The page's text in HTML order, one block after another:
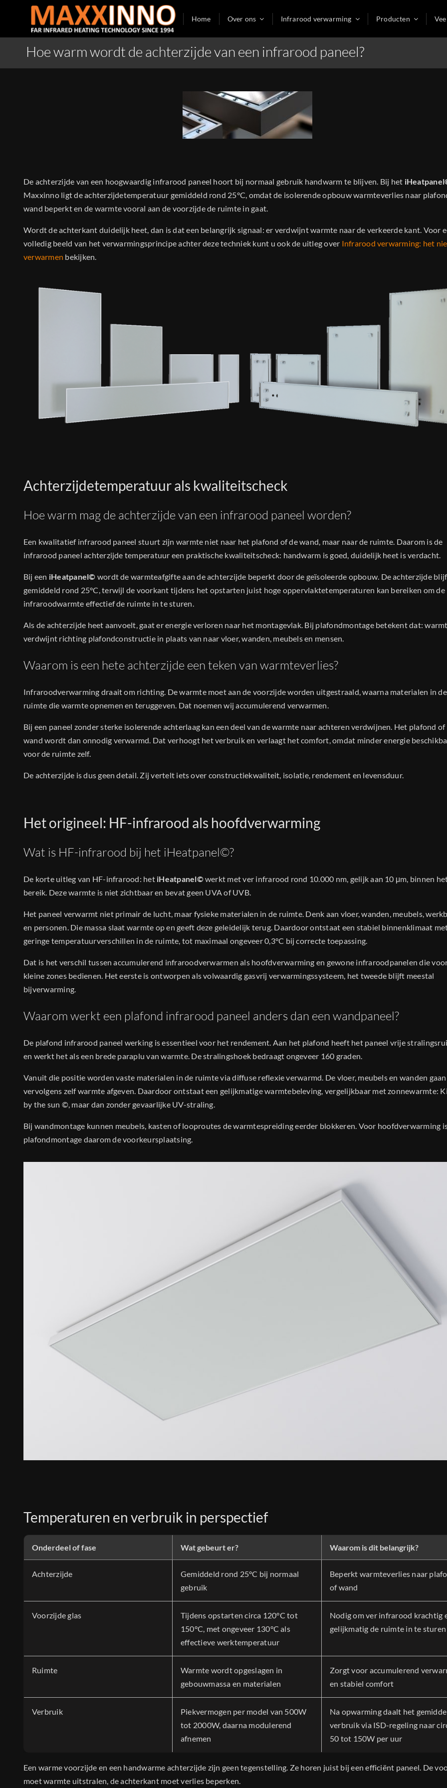
Home Over ons Infrarood verwarming Producten
Hoe warm wordt de achterzijde van een infrarood paneel?
De achterzijde van een hoogwaardig infrarood paneel hoort bij normaal gebruik handwarm te blijven. Bij het
Maxxinno ligt de achterzijdetemperatuur gemiddeld rond 25°C, omdat de isolerende opbouw warmteverlies naar
wand beperkt en de warmte vooral aan de voorzijde de ruimte in gaat.
Wordt de achterkant duidelijk heet, dan is dat een belangrijk signaal: er verdwijnt warmte naar de verkeerde kant. Voor
volledig beeld van het verwarmingsprincipe achter deze techniek kunt u ook de uitleg over Infrarood verwarming: het
verwarmen bekijken.
Achterzijdetemperatuur als kwaliteitscheck
Hoe warm mag de achterzijde van een infrarood paneel worden?
Een kwalitatief infrarood paneel stuurt zijn warmte niet naar het plafond of de wand, maar naar de ruimte. Daarom is de
infrarood paneel achterzijde temperatuur een praktische kwaliteitscheck: handwarm is goed, duidelijk heet is verdacht.
Bij een iHeatpanel© wordt de warmteafgifte aan de achterzijde beperkt door de geïsoleerde opbouw. De achterzijde
gemiddeld rond 25°C, terwijl de voorkant tijdens het opstarten juist hoge oppervlaktetemperaturen kan bereiken om de
infraroodwarmte effectief de ruimte in te sturen.
Als de achterzijde heet aanvoelt, gaat er energie verloren naar het montagevlak. Bij plafondmontage betekent dat:
verdwijnt richting plafondconstructie in plaats van naar vloer, wanden, meubels en mensen.
Waarom is een hete achterzijde een teken van warmteverlies?
Infraroodverwarming draait om richting. De warmte moet aan de voorzijde worden uitgestraald, waarna materialen in de
ruimte die warmte opnemen en teruggeven. Dat noemen wij accumulerend verwarmen.
Bij een paneel zonder sterke isolerende achterlaag kan een deel van de warmte naar achteren verdwijnen. Het plafond of
wand wordt dan onnodig verwarmd. Dat verhoogt het verbruik en verlaagt het comfort, omdat minder energie
voor de ruimte zelf.
De achterzijde is dus geen detail. Zij vertelt iets over constructiekwaliteit, isolatie, rendement en levensduur.
Het origineel: HF-infrarood als hoofdverwarming
Wat is HF-infrarood bij het iHeatpanel©?
De korte uitleg van HF-infrarood: het iHeatpanel©werkt met ver infrarood rond 10.000 nm, gelijk aan 10 μm, binnen
bereik. Deze warmte is niet zichtbaar en bevat geen UVA of UVB.
Het paneel verwarmt niet primair de lucht, maar fysieke materialen in de ruimte. Denk aan vloer, wanden, meubels,
en personen. Die massa slaat warmte op en geeft deze geleidelijk terug. Daardoor ontstaat een stabiel binnenklimaat
geringe temperatuurverschillen in de ruimte, tot maximaal ongeveer 0,3°C bij correcte toepassing.
Dat is het verschil tussen accumulerend infraroodverwarmen als hoofdverwarming en gewone infraroodpanelen die
kleine zones bedienen. Het eerste is ontworpen als volwaardig gasvrij verwarmingssysteem, het tweede blijft meestal
bijverwarming.
Waarom werkt een plafond infrarood paneel anders dan een wandpaneel?
De plafond infrarood paneel werking is essentieel voor het rendement. Aan het plafond heeft het paneel vrije
en werkt het als een brede paraplu van warmte. De stralingshoek bedraagt ongeveer 160 graden.
Vanuit die positie worden vaste materialen in de ruimte via diffuse reflexie verwarmd. De vloer, meubels en wanden gaan
vervolgens zelf warmte afgeven. Daardoor ontstaat een gelijkmatige warmtebeleving, vergelijkbaar met zonnewarmte:
by the sun ©, maar dan zonder gevaarlijke UV-straling.
Bij wandmontage kunnen meubels, kasten of looproutes de warmtespreiding eerder blokkeren. Voor hoofdverwarming
plafondmontage daarom de voorkeursplaatsing.
Temperaturen en verbruik in perspectief
Onderdeel of fase Wat gebeurt er? Waarom is dit belangrijk?
Achterzijde
Gemiddeld rond 25°C bij normaal
gebruik
Beperkt warmteverlies naar
of wand
Voorzijde glas
Tijdens opstarten circa 120°C tot
150°C, met ongeveer 130°C als
effectieve werktemperatuur
Nodig om ver infrarood krachtig
gelijkmatig de ruimte in te sturen
Ruimte
Warmte wordt opgeslagen in
gebouwmassa en materialen
Zorgt voor accumulerend
en stabiel comfort
Verbruik
Piekvermogen per model van 500W
tot 2000W, daarna modulerend
afnemen
Na opwarming daalt het
verbruik via ISD-regeling naar
50 tot 150W per uur
Een warme voorzijde en een handwarme achterzijde zijn geen tegenstelling. Ze horen juist bij een efficiënt paneel. De
moet warmte uitstralen, de achterkant moet verlies beperken.